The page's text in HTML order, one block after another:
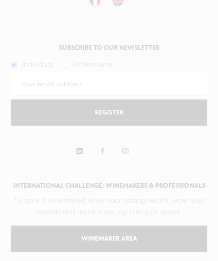
INTERNATIONAL CHALLENGE: WINEMAKERS & PROFESSIONALS
WINEMAKER AREA
SUBSCRIBE TO OUR NEWSLETTER
REGISTER